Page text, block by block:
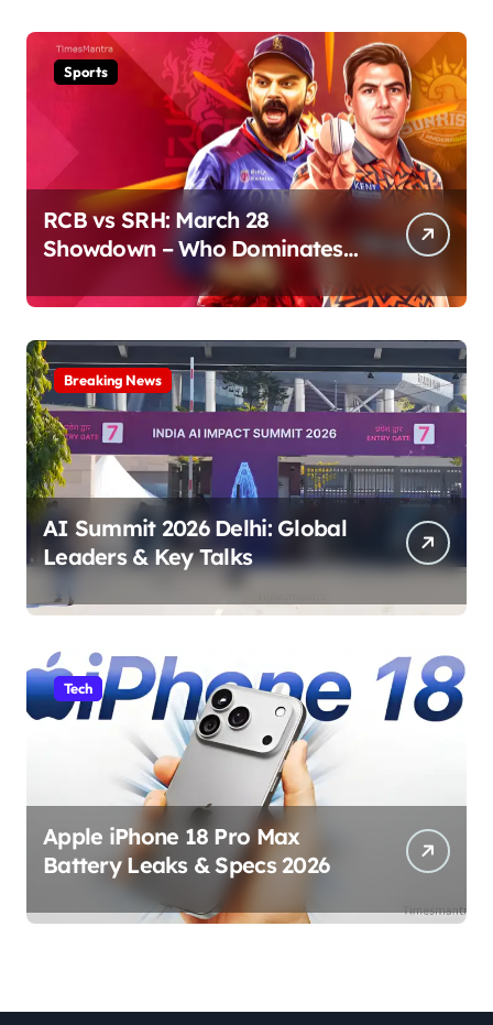
Sports
RCB vs SRH: March 28
Showdown – Who Dominates
Breaking News
AI Summit 2026 Delhi: Global
Leaders & Key Talks
Tech
Apple iPhone 18 Pro Max
Battery Leaks & Specs 2026